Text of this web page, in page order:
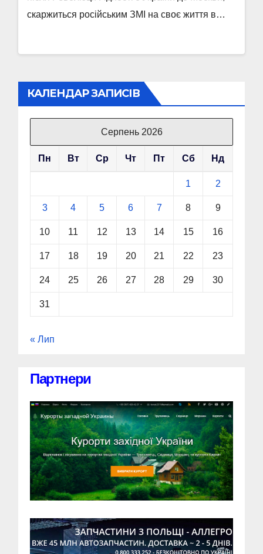
скаржиться російським ЗМІ на своє життя в…
КАЛЕНДАР ЗАПИСІВ
Серпень 2026
Пн Вт Ср Чт Пт Сб Нд
1 2
3 4 5 6 7 8 9
10 11 12 13 14 15 16
17 18 19 20 21 22 23
24 25 26 27 28 29 30
31
« Лип
Партнери